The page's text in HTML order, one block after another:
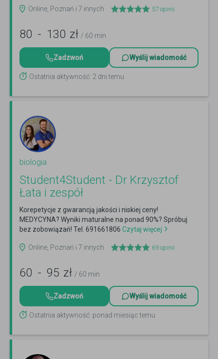
Online, Poznań i 7 innych 57 opinii
80 - 130 zł / 60 min
Zadzwoń Wyślij wiadomość
Ostatnia aktywność: 2 dni temu
biologia
Student4Student - Dr Krzysztof
Łata i zespół
Korepetycje z gwarancją jakości i niskiej ceny!
MEDYCYNA? Wyniki maturalne na ponad 90%? Spróbuj
bez zobowiązań! Tel. 691661806 Czytaj więcej
Online, Poznań i 7 innych 69 opinii
60 - 95 zł / 60 min
Zadzwoń Wyślij wiadomość
Ostatnia aktywność: ponad miesiąc temu